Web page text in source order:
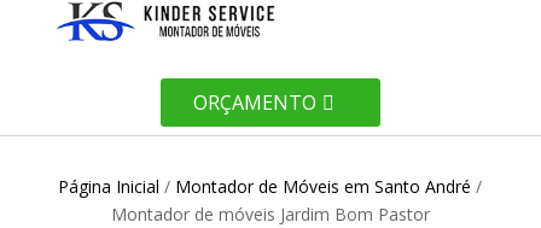
ORÇAMENTO
Página Inicial / Montador de Móveis em Santo André /
Montador de móveis Jardim Bom Pastor